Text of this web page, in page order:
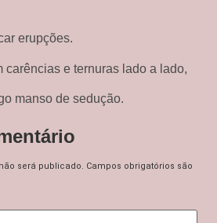
erupções.
carências e ternuras lado a lado,
manso de sedução.
será publicado. Campos obrigatórios são